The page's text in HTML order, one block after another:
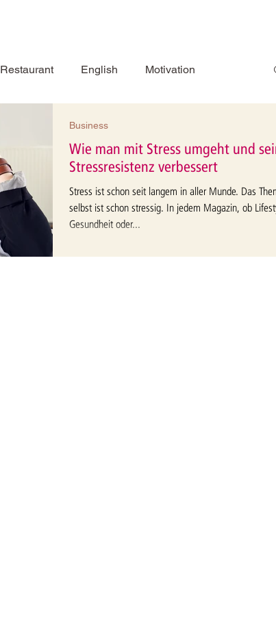
Restaurant English Motivation
Entspannung
Kräuter
Wie man mit Stress umgeht und
Stressresistenz verbessert
Stress ist schon seit langem in aller Munde. Das
selbst ist schon stressig. In jedem Magazin, ob
Gesundheit oder...
Business